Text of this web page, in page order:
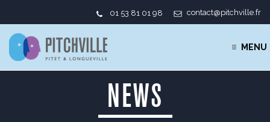
01 53 81 01 98 contact@pitchville.fr
MENU
NEWS